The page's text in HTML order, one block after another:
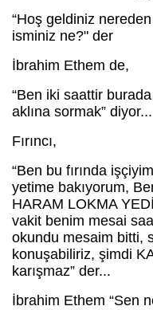
“Hoş geldiniz
isminiz ne?" der
İbrahim Ethem de,
“Ben iki saattir
aklına sormak” diyor...
Fırıncı,
“Ben bu fırında
yetime bakıyorum,
HARAM LOKMA
vakit benim mesai
okundu mesaim bitti,
konuşabiliriz, şimdi
karışmaz” der...
İbrahim Ethem “Sen